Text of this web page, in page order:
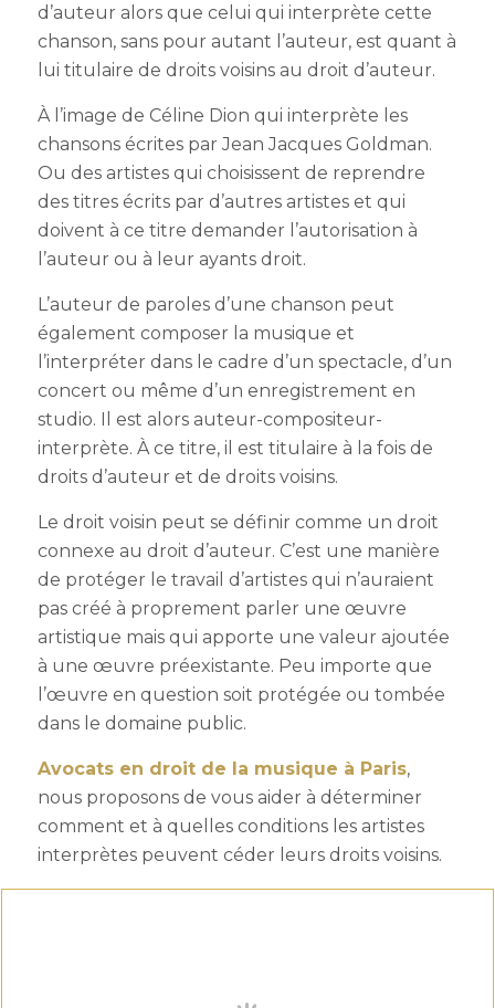
d’auteur alors que celui qui interprète cette
chanson, sans pour autant l’auteur, est quant à
lui titulaire de droits voisins au droit d’auteur.
À l’image de Céline Dion qui interprète les
chansons écrites par Jean Jacques Goldman.
Ou des artistes qui choisissent de reprendre
des titres écrits par d’autres artistes et qui
doivent à ce titre demander l’autorisation à
l’auteur ou à leur ayants droit.
L’auteur de paroles d’une chanson peut
également composer la musique et
l’interpréter dans le cadre d’un spectacle, d’un
concert ou même d’un enregistrement en
studio. Il est alors auteur-compositeur-
interprète. À ce titre, il est titulaire à la fois de
droits d’auteur et de droits voisins.
Le droit voisin peut se définir comme un droit
connexe au droit d’auteur. C’est une manière
de protéger le travail d’artistes qui n’auraient
pas créé à proprement parler une œuvre
artistique mais qui apporte une valeur ajoutée
à une œuvre préexistante. Peu importe que
l’œuvre en question soit protégée ou tombée
dans le domaine public.
Avocats en droit de la musique à Paris,
nous proposons de vous aider à déterminer
comment et à quelles conditions les artistes
interprètes peuvent céder leurs droits voisins.